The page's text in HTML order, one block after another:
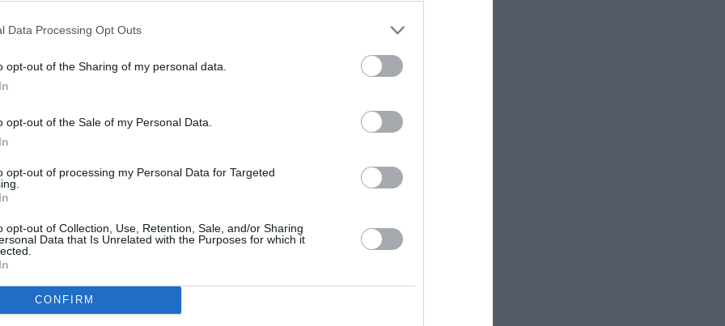
Data Processing Opt Outs
opt-out of the Sharing of my personal data.
opt-out of the Sale of my Personal Data.
opt-out of processing my Personal Data for Targeted
opt-out of Collection, Use, Retention, Sale, and/or Sharing
Data that Is Unrelated with the Purposes for which it
CONFIRM
Μια φορά και ένας λύκος: Η Κοκκινοσκουφίτσα στο